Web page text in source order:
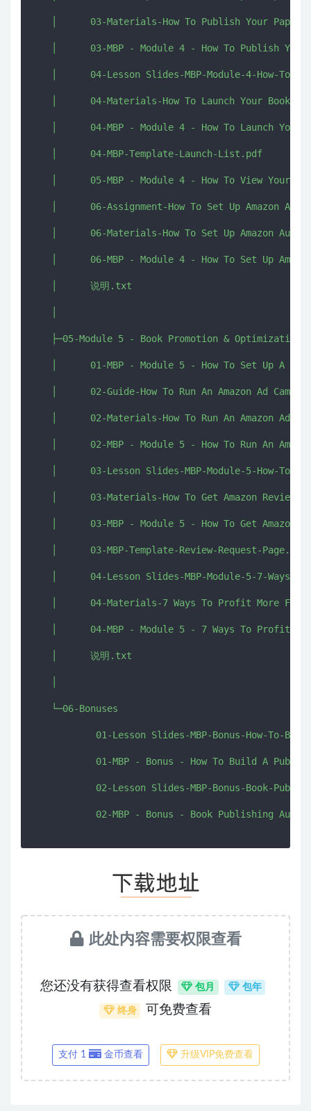
│      03-Materials-How To Publish Your
│      03-MBP - Module 4 - How To Publish
│      04-Lesson Slides-MBP-Module-4-How-To-
│      04-Materials-How To Launch Your Book
│      04-MBP - Module 4 - How To Launch Your
   │      04-MBP-Template-Launch-List.pdf
│      05-MBP - Module 4 - How To View Your
│      06-Assignment-How To Set Up Amazon
│      06-Materials-How To Set Up Amazon
│      06-MBP - Module 4 - How To Set Up
   │      说明.txt
   ├─05-Module 5 - Book Promotion & Optimization
│      01-MBP - Module 5 - How To Set Up A
│      02-Guide-How To Run An Amazon Ad
│      02-Materials-How To Run An Amazon Ad
│      02-MBP - Module 5 - How To Run An
│      03-Lesson Slides-MBP-Module-5-How-To-
│      03-Materials-How To Get Amazon Reviews
│      03-MBP - Module 5 - How To Get Amazon
   │      03-MBP-Template-Review-Request-Page.pdf
│      04-Lesson Slides-MBP-Module-5-7-Ways-
│      04-Materials-7 Ways To Profit More
│      04-MBP - Module 5 - 7 Ways To Profit
   │      说明.txt
   └─06-Bonuses
01-Lesson Slides-MBP-Bonus-How-To-
01-MBP - Bonus - How To Build A
02-Lesson Slides-MBP-Bonus-Book-
此处内容需要权限查看
您还没有获得查看权限 包月 包年
终身 可免费查看
支付 1 金币查看 升级VIP免费查看